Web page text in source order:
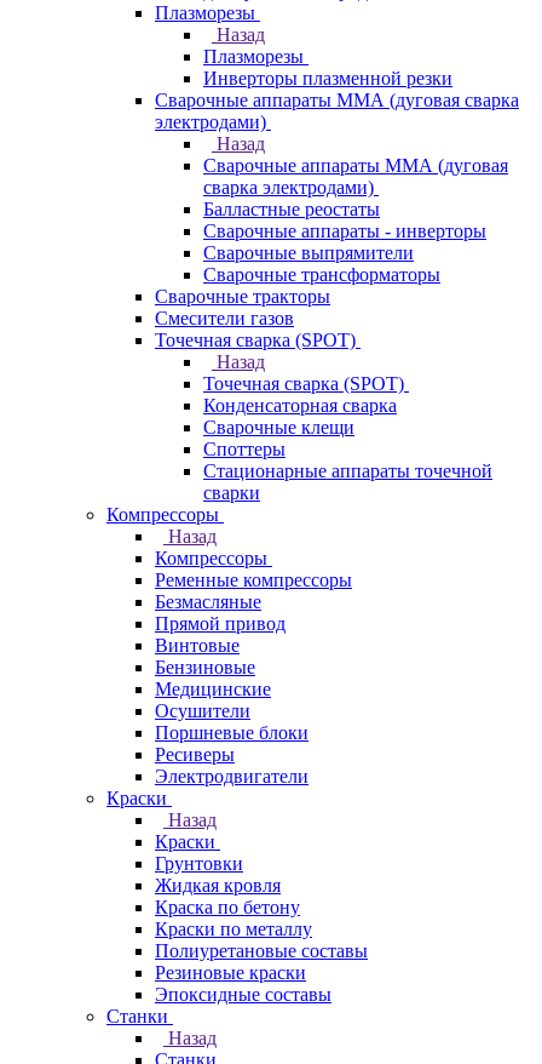
Плазморезы
Назад
Плазморезы
Инверторы плазменной резки
Сварочные аппараты ММА (дуговая сварка
электродами)
Назад
Сварочные аппараты ММА (дуговая
сварка электродами)
Балластные реостаты
Сварочные аппараты - инверторы
Сварочные выпрямители
Сварочные трансформаторы
Сварочные тракторы
Смесители газов
Точечная сварка (SPOT)
Назад
Точечная сварка (SPOT)
Конденсаторная сварка
Сварочные клещи
Споттеры
Стационарные аппараты точечной
сварки
Компрессоры
Назад
Компрессоры
Ременные компрессоры
Безмасляные
Прямой привод
Винтовые
Бензиновые
Медицинские
Осушители
Поршневые блоки
Ресиверы
Электродвигатели
Краски
Назад
Краски
Грунтовки
Жидкая кровля
Краска по бетону
Краски по металлу
Полиуретановые составы
Резиновые краски
Эпоксидные составы
Станки
Назад
Станки